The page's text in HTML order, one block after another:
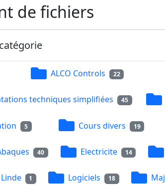
de fichiers
ALCO Controls 22
techniques simplifiées 45
5 Cours divers 19
40 Electricite 14
Linde 1 Logiciels 18